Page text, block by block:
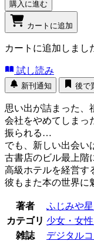
購入に進む
カートに追加
カートに追加しまし
試し読み
新刊通知 後で
思い出が詰まった、
会社をやめてしまっ
振られる…
でも、新しい出会い
古書店のビル最上階
高級ホテルを経営す
彼もまた本の世界に
著者 ふじみや
カテゴリ 少女・女
雑誌
デジタル